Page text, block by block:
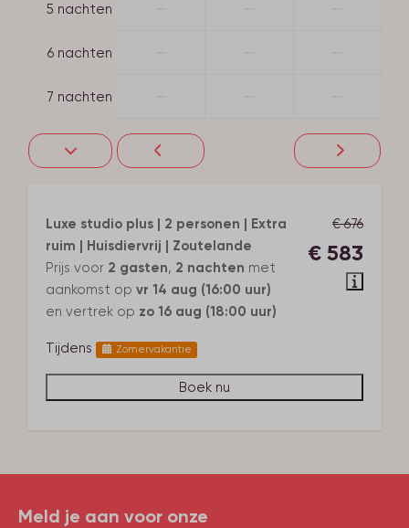
5 nachten
6 nachten
7 nachten
€ 676
€ 583
Luxe studio plus | 2 personen | Extra
ruim | Huisdiervrij | Zoutelande
Prijs voor 2 gasten, 2 nachten met
aankomst op vr 14 aug (16:00 uur)
en vertrek op zo 16 aug (18:00 uur)
Tijdens Zomervakantie
Boek nu
Meld je aan voor onze